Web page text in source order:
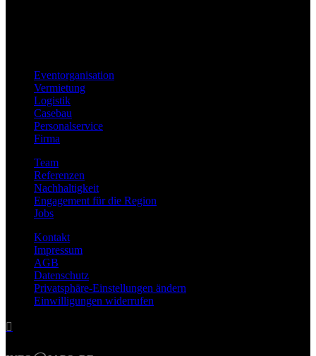
Eventorganisation
Vermietung
Logistik
Casebau
Personalservice
Firma
Team
Referenzen
Nachhaltigkeit
Engagement für die Region
Jobs
Kontakt
Impressum
AGB
Datenschutz
Privatsphäre-Einstellungen ändern
Einwilligungen widerrufen
